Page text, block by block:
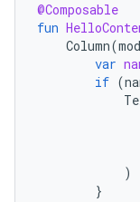
@Composable
fun
Column(
var
if (
)
}